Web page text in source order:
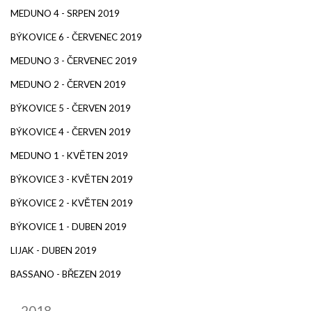
MEDUNO 4 - SRPEN 2019
BÝKOVICE 6 - ČERVENEC 2019
MEDUNO 3 - ČERVENEC 2019
MEDUNO 2 - ČERVEN 2019
BÝKOVICE 5 - ČERVEN 2019
BÝKOVICE 4 - ČERVEN 2019
MEDUNO 1 - KVĚTEN 2019
BÝKOVICE 3 - KVĚTEN 2019
BÝKOVICE 2 - KVĚTEN 2019
BÝKOVICE 1 - DUBEN 2019
LIJAK - DUBEN 2019
BASSANO - BŘEZEN 2019